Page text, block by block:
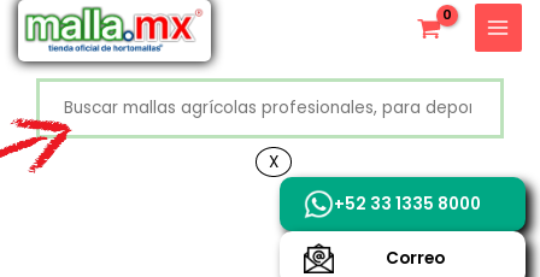
contenido
X
+52 800 726 2552
+52 33 1335 8000
Correo
X